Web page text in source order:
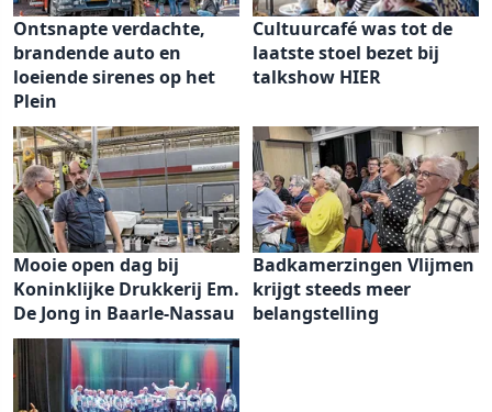
Ontsnapte verdachte,
brandende auto en
loeiende sirenes op het
Plein
Cultuurcafé was tot de
laatste stoel bezet bij
talkshow HIER
Mooie open dag bij
Koninklijke Drukkerij Em.
De Jong in Baarle-Nassau
Badkamerzingen Vlijmen
krijgt steeds meer
belangstelling